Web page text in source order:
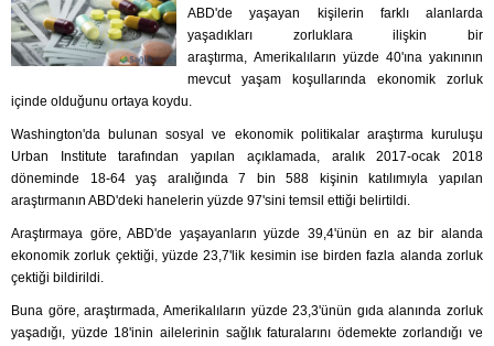
ABD'de yaşayan kişilerin farklı alanlarda
yaşadıkları zorluklara ilişkin bir
araştırma, Amerikalıların yüzde 40'ına yakınının
mevcut yaşam koşullarında ekonomik zorluk
içinde olduğunu ortaya koydu.
Washington'da bulunan sosyal ve ekonomik politikalar araştırma kuruluşu
Urban Institute tarafından yapılan açıklamada, aralık 2017-ocak 2018
döneminde 18-64 yaş aralığında 7 bin 588 kişinin katılımıyla yapılan
araştırmanın ABD'deki hanelerin yüzde 97'sini temsil ettiği belirtildi.
Araştırmaya göre, ABD'de yaşayanların yüzde 39,4'ünün en az bir alanda
ekonomik zorluk çektiği, yüzde 23,7'lik kesimin ise birden fazla alanda zorluk
çektiği bildirildi.
Buna göre, araştırmada, Amerikalıların yüzde 23,3'ünün gıda alanında zorluk
yaşadığı, yüzde 18'inin ailelerinin sağlık faturalarını ödemekte zorlandığı ve